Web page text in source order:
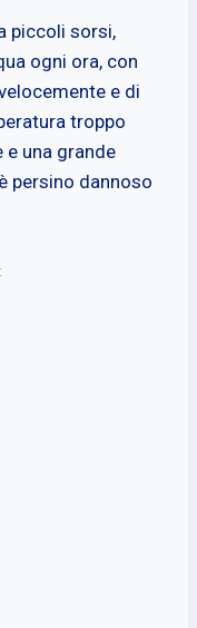
piccoli sorsi,
ogni ora, con
e di
troppo
e una grande
persino dannoso